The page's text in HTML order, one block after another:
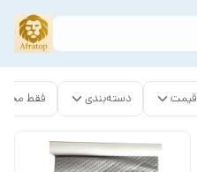
قیمت دسته‌بندی فقط